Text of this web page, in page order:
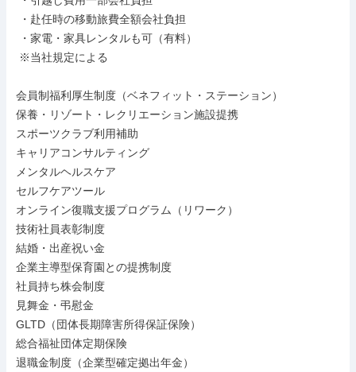
会員制福利厚生制度（ベネフィット・ステーション）
保養・リゾート・レクリエーション施設提携
スポーツクラブ利用補助
キャリアコンサルティング
メンタルヘルスケア
セルフケアツール
オンライン復職支援プログラム（リワーク）
技術社員表彰制度
結婚・出産祝い金
企業主導型保育園との提携制度
社員持ち株会制度
見舞金・弔慰金
GLTD（団体長期障害所得保証保険）
総合福祉団体定期保険
退職金制度（企業型確定拠出年金）